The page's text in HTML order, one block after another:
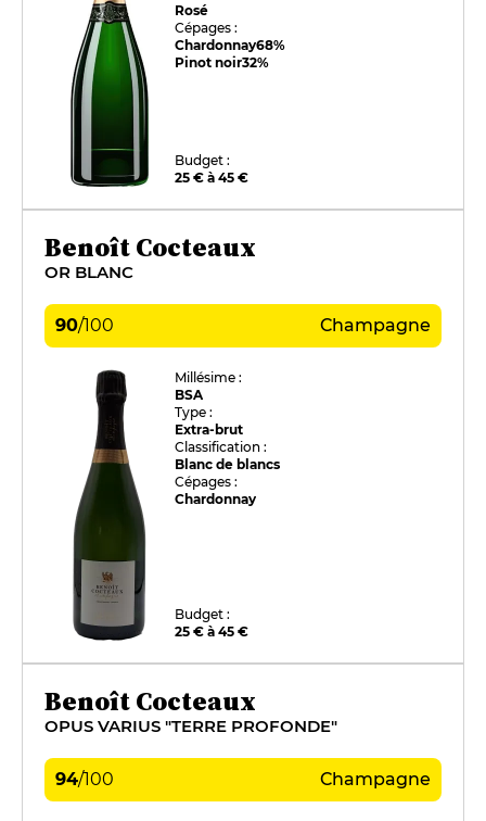
Rosé
Cépages :
Chardonnay68%
Pinot noir32%
Budget :
25 € à 45 €
Benoît Cocteaux
OR BLANC
90/100 Champagne
Millésime :
BSA
Type :
Extra-brut
Classification :
Blanc de blancs
Cépages :
Chardonnay
Budget :
25 € à 45 €
Benoît Cocteaux
OPUS VARIUS "TERRE PROFONDE"
94/100 Champagne